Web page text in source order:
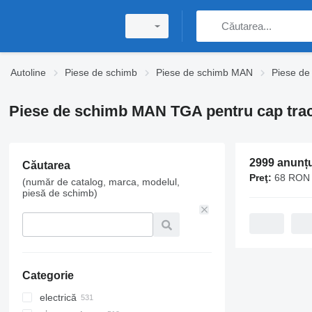
Autoline Piese de schimb Piese de schimb MAN Piese
Piese de schimb MAN TGA pentru cap
Căutarea
(număr de catalog, marca, modelul,
piesă de schimb)
Categorie
electrică
2999
Preţ: 68